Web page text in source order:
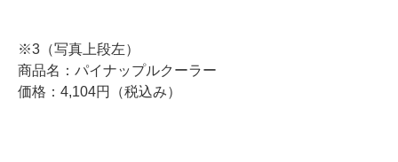
※3（写真上段左）
商品名：パイナップルクーラー
価格：4,104円（税込み）